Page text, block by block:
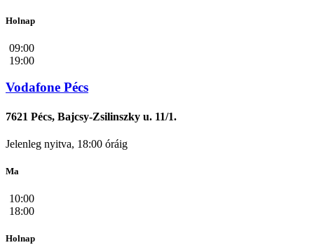
Holnap
09:00
19:00
Vodafone Pécs
7621 Pécs, Bajcsy-Zsilinszky u. 11/1.
Jelenleg nyitva, 18:00 óráig
Ma
10:00
18:00
Holnap